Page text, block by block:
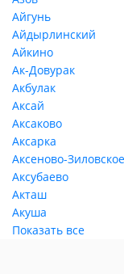
Айгунь
Айдырлинский
Айкино
Ак-Довурак
Акбулак
Аксай
Аксаково
Аксарка
Аксеново-Зиловское
Аксубаево
Акташ
Акуша
Показать все